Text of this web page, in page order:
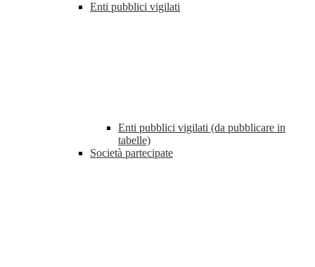
Enti pubblici vigilati
Enti pubblici vigilati (da pubblicare in
tabelle)
Società partecipate